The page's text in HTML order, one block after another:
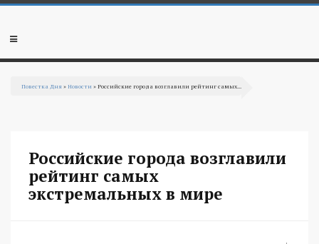
Перейти к основному содержанию
Мобильное
Повестка Дня »Новости » Российские города возглавили рейтинг самых...
Российские города возглавили
рейтинг самых
экстремальных в мире